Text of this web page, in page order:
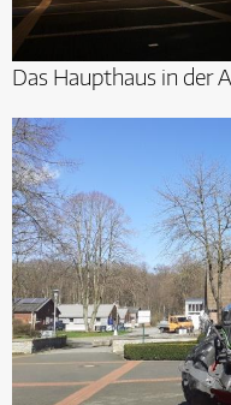
Das Haupthaus in der